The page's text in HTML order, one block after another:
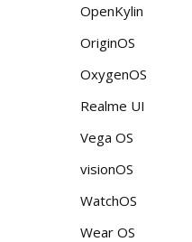
OpenKylin
OriginOS
OxygenOS
Realme UI
Vega OS
visionOS
WatchOS
Wear OS